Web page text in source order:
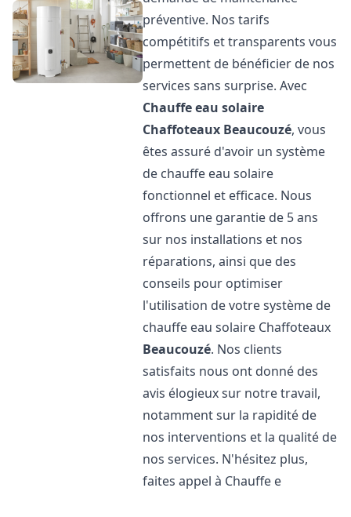
préventive. Nos tarifs
compétitifs et transparents vous
permettent de bénéficier de nos
services sans surprise. Avec
Chauffe eau solaire
Chaffoteaux Beaucouzé, vous
êtes assuré d'avoir un système
de chauffe eau solaire
fonctionnel et efficace. Nous
offrons une garantie de 5 ans
sur nos installations et nos
réparations, ainsi que des
conseils pour optimiser
l'utilisation de votre système de
chauffe eau solaire Chaffoteaux
Beaucouzé. Nos clients
satisfaits nous ont donné des
avis élogieux sur notre travail,
notamment sur la rapidité de
nos interventions et la qualité de
nos services. N'hésitez plus,
faites appel à Chauffe e